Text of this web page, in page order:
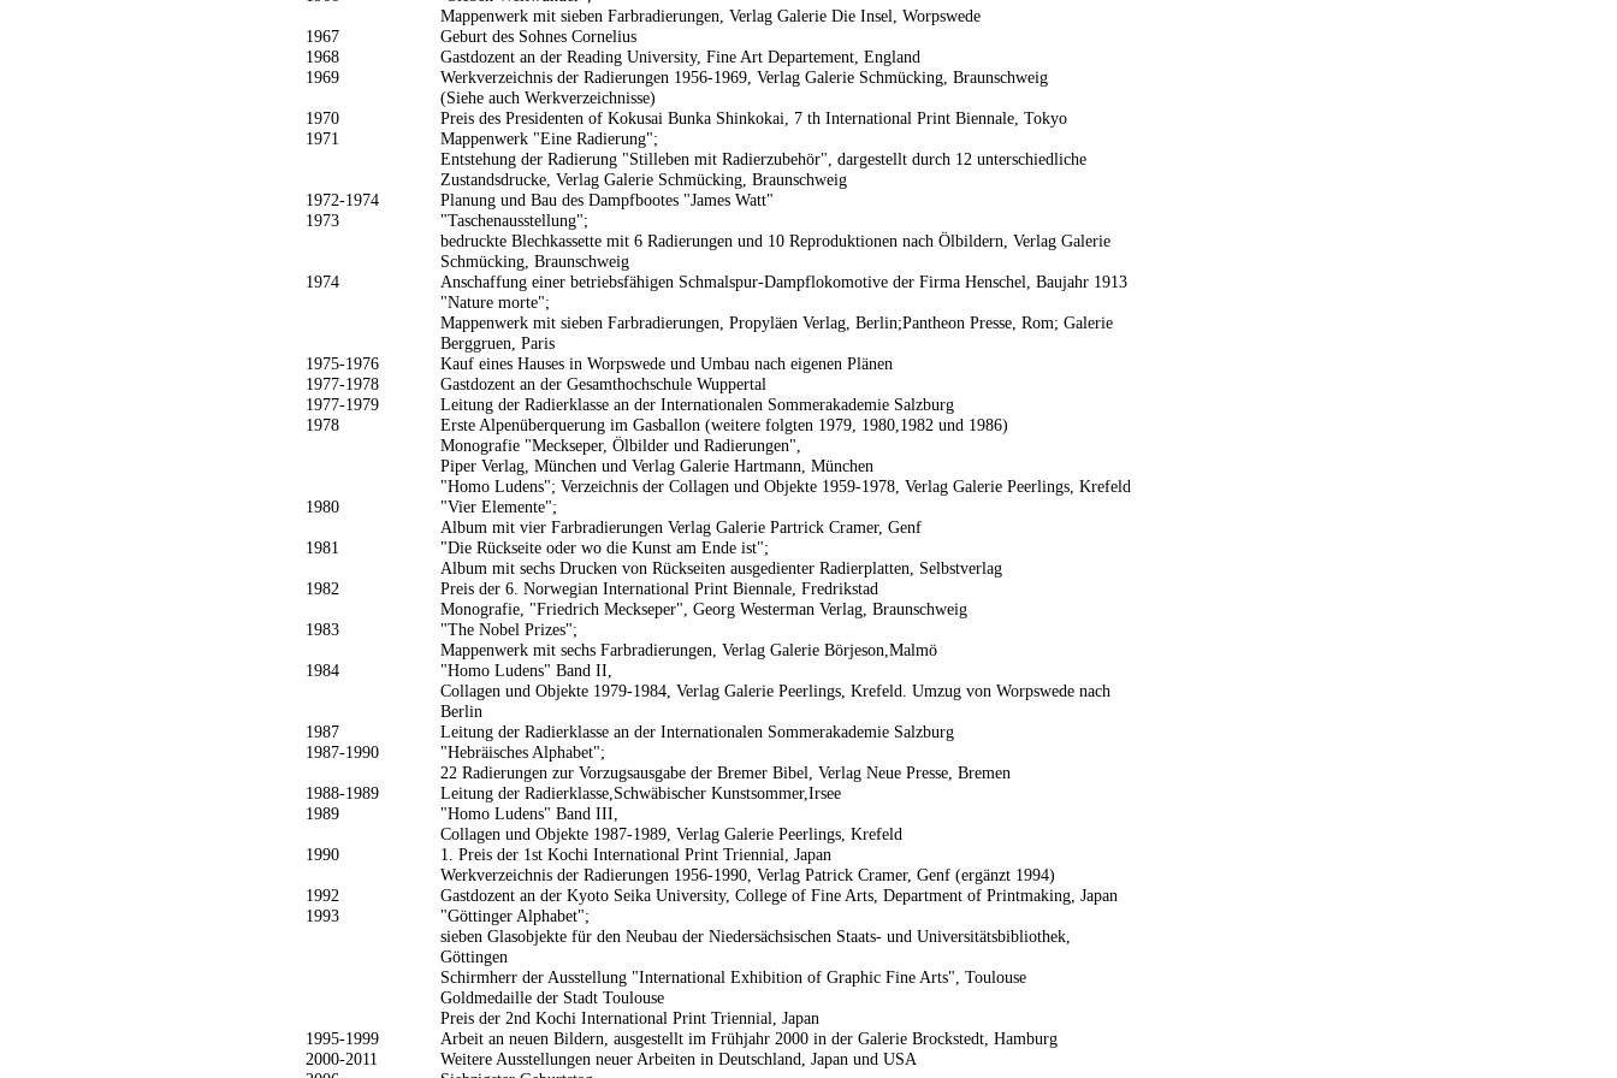
Mappenwerk mit sieben Farbradierungen, Verlag Galerie Die Insel, Worpswede
1967
Geburt des Sohnes Cornelius
1968
Gastdozent an der Reading University, Fine Art Departement, England
1969
Werkverzeichnis der Radierungen 1956-1969, Verlag Galerie Schmücking, Braunschweig
(Siehe auch Werkverzeichnisse)
1970
Preis des Presidenten of Kokusai Bunka Shinkokai, 7 th International Print Biennale, Tokyo
1971
Mappenwerk "Eine Radierung";
Entstehung der Radierung "Stilleben mit Radierzubehör", dargestellt durch 12 unterschiedliche
Zustandsdrucke, Verlag Galerie Schmücking, Braunschweig
1972-1974
Planung und Bau des Dampfbootes "James Watt"
1973
"Taschenausstellung";
bedruckte Blechkassette mit 6 Radierungen und 10 Reproduktionen nach Ölbildern, Verlag Galerie
Schmücking, Braunschweig
1974
Anschaffung einer betriebsfähigen Schmalspur-Dampflokomotive der Firma Henschel, Baujahr 1913
"Nature morte";
Mappenwerk mit sieben Farbradierungen, Propyläen Verlag, Berlin;Pantheon Presse, Rom; Galerie
Berggruen, Paris
1975-1976
Kauf eines Hauses in Worpswede und Umbau nach eigenen Plänen
1977-1978
Gastdozent an der Gesamthochschule Wuppertal
1977-1979
Leitung der Radierklasse an der Internationalen Sommerakademie Salzburg
1978
Erste Alpenüberquerung im Gasballon (weitere folgten 1979, 1980,1982 und 1986)
Monografie "Meckseper, Ölbilder und Radierungen",
Piper Verlag, München und Verlag Galerie Hartmann, München
"Homo Ludens"; Verzeichnis der Collagen und Objekte 1959-1978, Verlag Galerie Peerlings, Krefeld
1980
"Vier Elemente";
Album mit vier Farbradierungen Verlag Galerie Partrick Cramer, Genf
1981
"Die Rückseite oder wo die Kunst am Ende ist";
Album mit sechs Drucken von Rückseiten ausgedienter Radierplatten, Selbstverlag
1982
Preis der 6. Norwegian International Print Biennale, Fredrikstad
Monografie, "Friedrich Meckseper", Georg Westerman Verlag, Braunschweig
1983
"The Nobel Prizes";
Mappenwerk mit sechs Farbradierungen, Verlag Galerie Börjeson,Malmö
1984
"Homo Ludens" Band II,
Collagen und Objekte 1979-1984, Verlag Galerie Peerlings, Krefeld. Umzug von Worpswede nach
Berlin
1987
Leitung der Radierklasse an der Internationalen Sommerakademie Salzburg
1987-1990
"Hebräisches Alphabet";
22 Radierungen zur Vorzugsausgabe der Bremer Bibel, Verlag Neue Presse, Bremen
1988-1989
Leitung der Radierklasse,Schwäbischer Kunstsommer,Irsee
1989
"Homo Ludens" Band III,
Collagen und Objekte 1987-1989, Verlag Galerie Peerlings, Krefeld
1990
1. Preis der 1st Kochi International Print Triennial, Japan
Werkverzeichnis der Radierungen 1956-1990, Verlag Patrick Cramer, Genf (ergänzt 1994)
1992
Gastdozent an der Kyoto Seika University, College of Fine Arts, Department of Printmaking, Japan
1993
"Göttinger Alphabet";
sieben Glasobjekte für den Neubau der Niedersächsischen Staats- und Universitätsbibliothek,
Göttingen
Schirmherr der Ausstellung "International Exhibition of Graphic Fine Arts", Toulouse
Goldmedaille der Stadt Toulouse
Preis der 2nd Kochi International Print Triennial, Japan
1995-1999
Arbeit an neuen Bildern, ausgestellt im Frühjahr 2000 in der Galerie Brockstedt, Hamburg
2000-2011
Weitere Ausstellungen neuer Arbeiten in Deutschland, Japan und USA